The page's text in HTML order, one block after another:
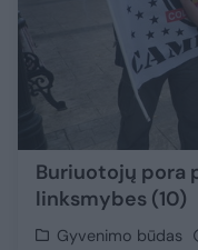
Buriuotojų pora
linksmybes (10)
Gyvenimo būdas